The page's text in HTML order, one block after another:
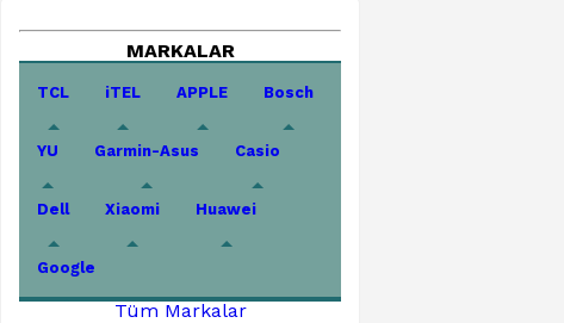
MARKALAR
TCL iTEL APPLE Bosch
YU Garmin-Asus Casio
Dell Xiaomi Huawei
Google
Tüm Markalar